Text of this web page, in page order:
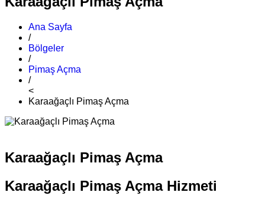
Ana Sayfa
/
Bölgeler
/
Pimaş Açma
/
<
Karaağaçlı Pimaş Açma
Karaağaçlı Pimaş Açma
Karaağaçlı Pimaş Açma Hizmeti